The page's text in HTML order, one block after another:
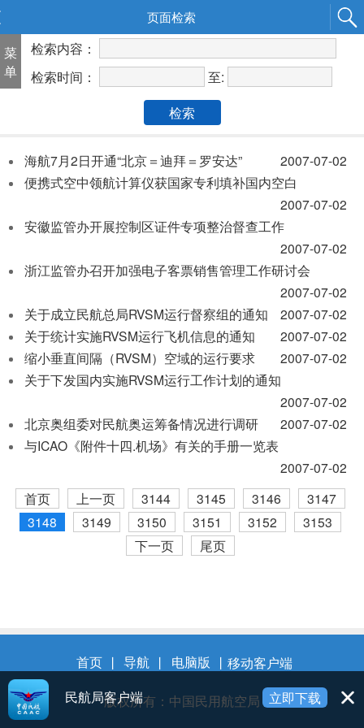
页面检索
菜
单
检索内容：
检索时间：
至:
检索
海航7月2日开通“北京＝迪拜＝罗安达”
2007-07-02
便携式空中领航计算仪获国家专利填补国内空白
2007-07-02
安徽监管办开展控制区证件专项整治督查工作
2007-07-02
浙江监管办召开加强电子客票销售管理工作研讨会
2007-07-02
关于成立民航总局RVSM运行督察组的通知
2007-07-02
关于统计实施RVSM运行飞机信息的通知
2007-07-02
缩小垂直间隔（RVSM）空域的运行要求
2007-07-02
关于下发国内实施RVSM运行工作计划的通知
2007-07-02
北京奥组委对民航奥运筹备情况进行调研
2007-07-02
与ICAO《附件十四.机场》有关的手册一览表
2007-07-02
首页
上一页 3144 3145 3146
3147
3148
3149 3150 3151 3152
3153
下一页
尾页
首页 丨 导航 丨 电脑版 丨 移动客户端
版权所有：中国民用航空局
民航局客户端 立即下载